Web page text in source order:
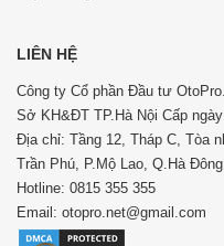
LIÊN HỆ
Công ty Cổ phần Đầu tư
Sở KH&ĐT TP.Hà Nội Cấp
Địa chỉ: Tầng 12, Tháp C, Tòa
Trần Phú, P.Mộ Lao, Q.Hà
Hotline: 0815 355 355
Email: otopro.net@gmail.com